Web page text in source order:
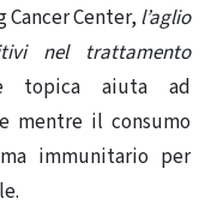
Center, l’aglio
nel trattamento
topica aiuta ad
mentre il consumo
immunitario per